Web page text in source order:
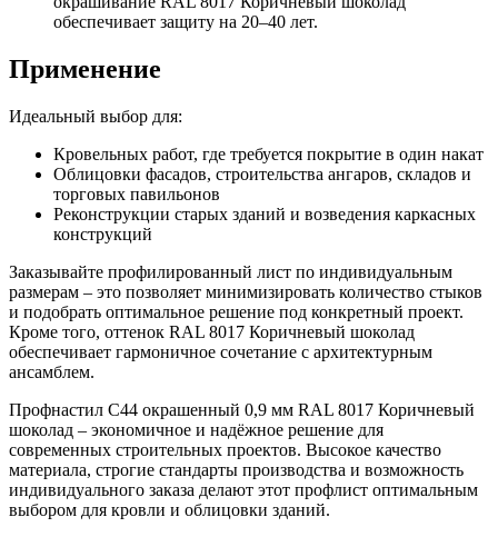
обеспечивает защиту на 20–40 лет.
Применение
Идеальный выбор для:
Кровельных работ, где требуется покрытие в один накат
Облицовки фасадов, строительства ангаров, складов и
торговых павильонов
Реконструкции старых зданий и возведения каркасных
конструкций
Заказывайте профилированный лист по индивидуальным
размерам – это позволяет минимизировать количество стыков
и подобрать оптимальное решение под конкретный проект.
Кроме того, оттенок RAL 8017 Коричневый шоколад
обеспечивает гармоничное сочетание с архитектурным
ансамблем.
Профнастил С44 окрашенный 0,9 мм RAL 8017 Коричневый
шоколад – экономичное и надёжное решение для
современных строительных проектов. Высокое качество
материала, строгие стандарты производства и возможность
индивидуального заказа делают этот профлист оптимальным
выбором для кровли и облицовки зданий.